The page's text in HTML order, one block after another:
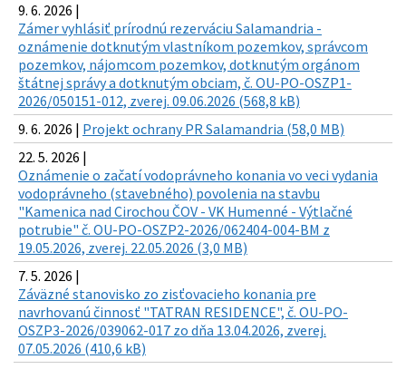
9. 6. 2026 |
Zámer vyhlásiť prírodnú rezerváciu Salamandria -
oznámenie dotknutým vlastníkom pozemkov, správcom
pozemkov, nájomcom pozemkov, dotknutým orgánom
štátnej správy a dotknutým obciam, č. OU-PO-OSZP1-
2026/050151-012, zverej. 09.06.2026 (568,8 kB)
9. 6. 2026 | Projekt ochrany PR Salamandria (58,0 MB)
22. 5. 2026 |
Oznámenie o začatí vodoprávneho konania vo veci vydania
vodoprávneho (stavebného) povolenia na stavbu
"Kamenica nad Cirochou ČOV - VK Humenné - Výtlačné
potrubie" č. OU-PO-OSZP2-2026/062404-004-BM z
19.05.2026, zverej. 22.05.2026 (3,0 MB)
7. 5. 2026 |
Záväzné stanovisko zo zisťovacieho konania pre
navrhovanú činnosť "TATRAN RESIDENCE", č. OU-PO-
OSZP3-2026/039062-017 zo dňa 13.04.2026, zverej.
07.05.2026 (410,6 kB)